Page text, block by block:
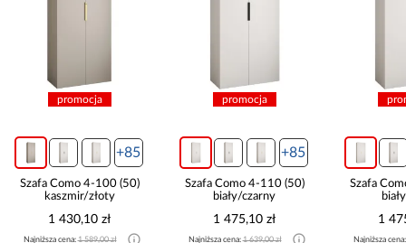
promocja
+85
Szafa Como 4-100 (50)
kaszmir/złoty
1 430,10 zł
Najniższa cena:1 589,00 zł
promocja
+85
Szafa Como 4-110 (50)
biały/czarny
1 475,10 zł
Najniższa cena:1 639,00 zł
Szafa
1
Najniższa